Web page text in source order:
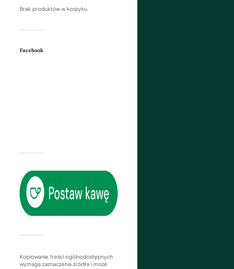
Brak produktów w koszyku.
Facebook
Kopiowanie treści ogólnodostępnych
wymaga zaznaczenia źródła i może